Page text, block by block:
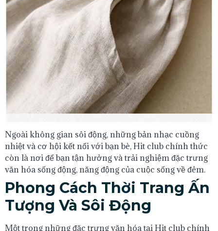
Ngoài không gian sôi động, những bản nhạc cuồng
nhiệt và cơ hội kết nối với bạn bè, Hit club chính thức
còn là nơi để bạn tận hưởng và trải nghiệm đặc trưng
văn hóa sống động, năng động của cuộc sống về đêm.
Phong Cách Thời Trang Ấn
Tượng Và Sôi Động
Một trong những đặc trưng văn hóa tại Hit club chính